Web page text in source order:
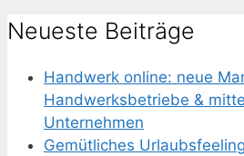
Neueste Beiträge
Handwerk online: neue
Handwerksbetriebe &
Unternehmen
Gemütliches